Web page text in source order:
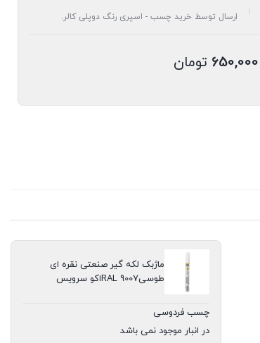
ارسال توسط خرید چسب - اسپری رنگ دوپلی کالر.
650,000 تومان
ماژبک لکه گیر صنعتی نقره ای
طوسیRAL 9007اکو سرویس
چسب فردوسی
در انبار موجود نمی باشد